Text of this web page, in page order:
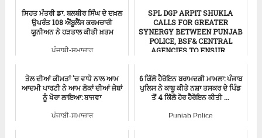
ਸਿਹਤ ਮੰਤਰੀ ਡਾ. ਬਲਬੀਰ ਸਿੰਘ ਦੇ ਦਖ਼ਲ
ਉਪਰੰਤ 108 ਐਂਬੂਲੈਂਸ ਕਰਮਚਾਰੀ
ਯੂਨੀਅਨ ਨੇ ਹੜਤਾਲ ਕੀਤੀ ਖ਼ਤਮ
ਪੰਜਾਬੀ-ਸਮਾਚਾਰ
SPL DGP ARPIT SHUKLA
CALLS FOR GREATER
SYNERGY BETWEEN PUNJAB
POLICE, BSF& CENTRAL
AGENCIES TO ENSUR...
ਤੇਲ ਦੀਆਂ ਕੀਮਤਾਂ 'ਚ ਵਾਧੇ ਨਾਲ ਆਮ
ਆਦਮੀ ਪਾਰਟੀ ਨੇ ਆਮ ਲੋਕਾਂ ਦੀਆਂ ਜੇਬਾਂ
ਨੂੰ ਖੋਰਾ ਲਾਇਆ: ਬਾਜਵਾ
ਪੰਜਾਬੀ-ਸਮਾਚਾਰ
6 ਕਿੱਲੋ ਹੈਰੋਇਨ ਬਰਾਮਦਗੀ ਮਾਮਲਾ: ਪੰਜਾਬ
ਪੁਲਿਸ ਨੇ ਕਾਬੂ ਕੀਤੇ ਨਸ਼ਾ ਤਸਕਰ ਦੇ ਪਿੰਡ
ਤੋਂ 4 ਕਿੱਲੋ ਹੋਰ ਹੈਰੋਇਨ ਕੀਤੀ ...
Punjab Police